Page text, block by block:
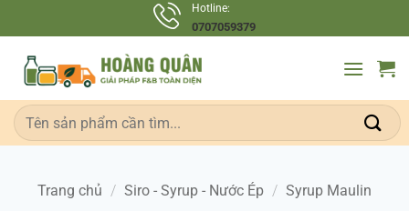
qua
dung
Hotline:
0707059379
Tìm
kiếm:
Trang chủ / Siro - Syrup - Nước Ép / Syrup Maulin